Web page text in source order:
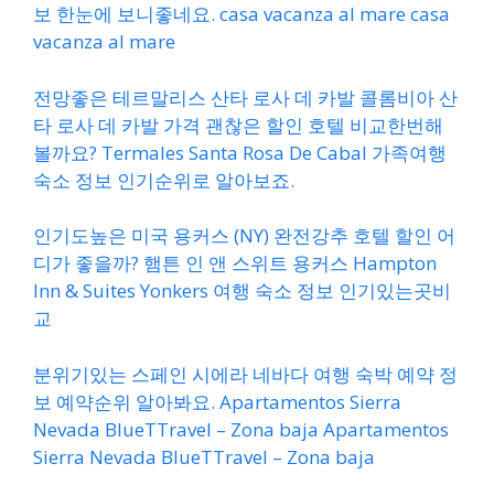
보 한눈에 보니좋네요. casa vacanza al mare casa
vacanza al mare
전망좋은 테르말리스 산타 로사 데 카발 콜롬비아 산
타 로사 데 카발 가격 괜찮은 할인 호텔 비교한번해
볼까요? Termales Santa Rosa De Cabal 가족여행
숙소 정보 인기순위로 알아보죠.
인기도높은 미국 용커스 (NY) 완전강추 호텔 할인 어
디가 좋을까? 햄튼 인 앤 스위트 용커스 Hampton
Inn & Suites Yonkers 여행 숙소 정보 인기있는곳비
교
분위기있는 스페인 시에라 네바다 여행 숙박 예약 정
보 예약순위 알아봐요. Apartamentos Sierra
Nevada BlueTTravel – Zona baja Apartamentos
Sierra Nevada BlueTTravel – Zona baja